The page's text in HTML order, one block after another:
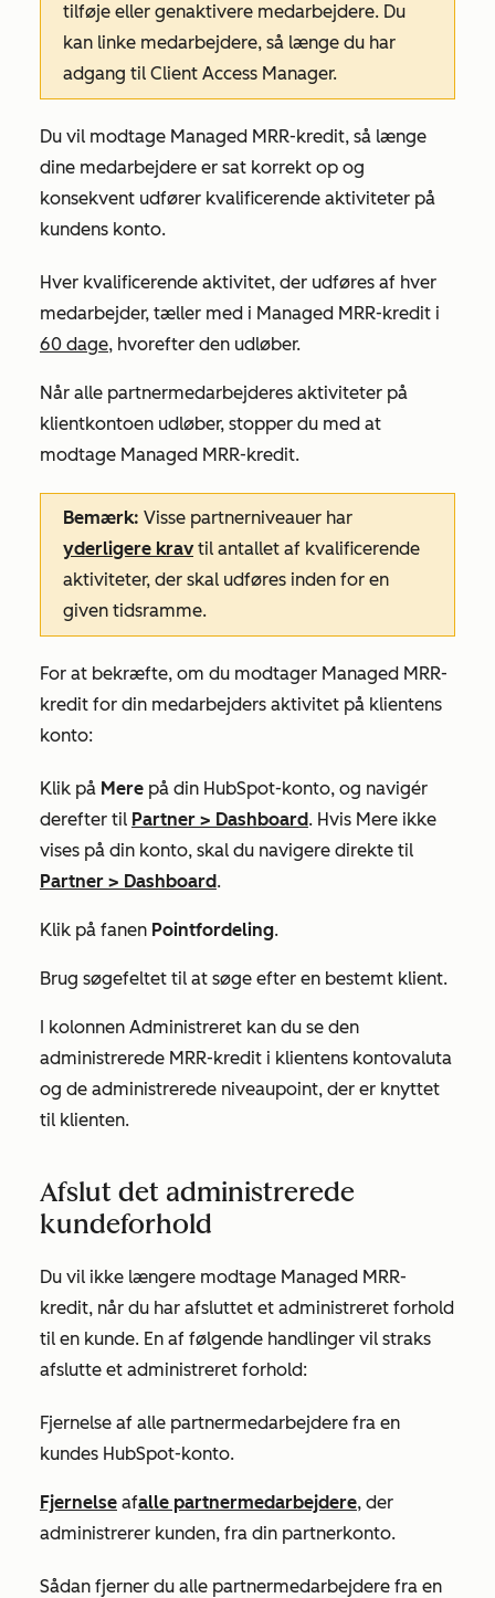
tilføje eller genaktivere medarbejdere. Du
kan linke medarbejdere, så længe du har
adgang til Client Access Manager.
Du vil modtage Managed MRR-kredit, så længe
dine medarbejdere er sat korrekt op og
konsekvent udfører kvalificerende aktiviteter på
kundens konto.
Hver kvalificerende aktivitet, der udføres af hver
medarbejder, tæller med i Managed MRR-kredit i
60 dage, hvorefter den udløber.
Når alle partnermedarbejderes aktiviteter på
klientkontoen udløber, stopper du med at
modtage Managed MRR-kredit.
Bemærk: Visse partnerniveauer har
yderligere kravtil antallet af kvalificerende
aktiviteter, der skal udføres inden for en
given tidsramme.
For at bekræfte, om du modtager Managed MRR-
kredit for din medarbejders aktivitet på klientens
konto:
Klik på Mere på din HubSpot-konto, og navigér
derefter til Partner > Dashboard. Hvis Mere ikke
vises på din konto, skal du navigere direkte til
Partner > Dashboard.
Klik på fanen Pointfordeling.
Brug søgefeltet til at søge efter en bestemt klient.
I kolonnen Administreret kan du se den
administrerede MRR-kredit i klientens kontovaluta
og de administrerede niveaupoint, der er knyttet
til klienten.
Afslut det administrerede
kundeforhold
Du vil ikke længere modtage Managed MRR-
kredit, når du har afsluttet et administreret forhold
til en kunde. En af følgende handlinger vil straks
afslutte et administreret forhold:
Fjernelse af alle partnermedarbejdere fra en
kundes HubSpot-konto.
Fjernelse afalle partnermedarbejdere, der
administrerer kunden, fra din partnerkonto.
Sådan fjerner du alle partnermedarbejdere fra en